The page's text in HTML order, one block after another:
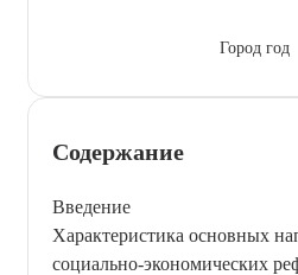
Город год
Содержание
Введение
Характеристика основных
социально-экономических